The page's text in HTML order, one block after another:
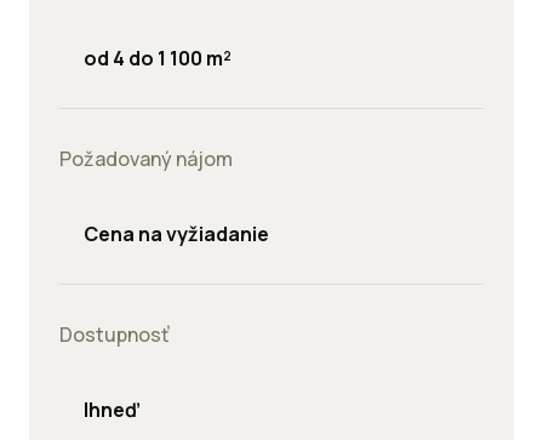
od 4 do 1 100 m²
Požadovaný nájom
Cena na vyžiadanie
Dostupnosť
Ihneď